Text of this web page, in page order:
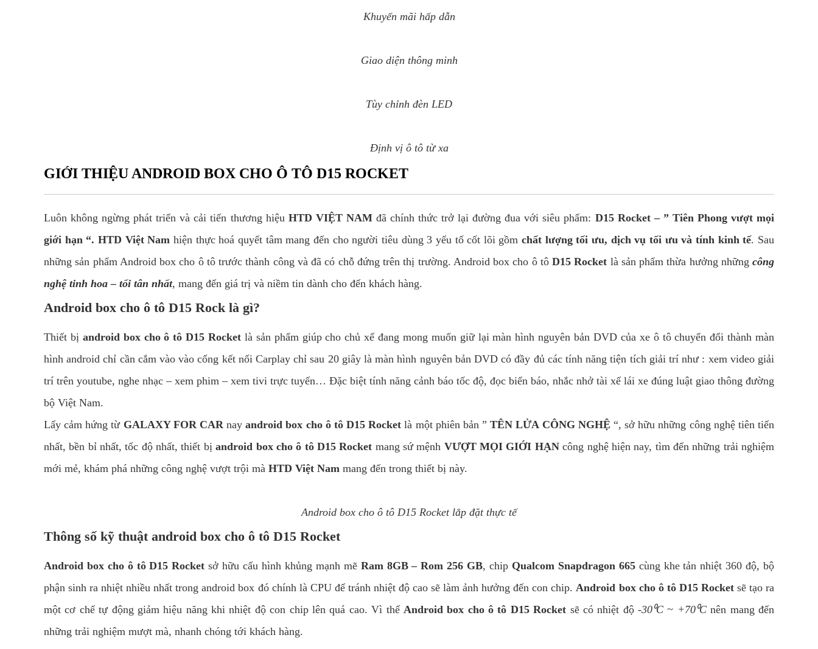
Khuyến mãi hấp dẫn
Giao diện thông minh
Tùy chỉnh đèn LED
Định vị ô tô từ xa
GIỚI THIỆU ANDROID BOX CHO Ô TÔ D15 ROCKET
Luôn không ngừng phát triển và cải tiến thương hiệu HTD VIỆT NAMđã chính thức trở lại đường đua với siêu phẩm: D15 Rocket – ” Tiên Phong vượt mọi
giới hạn “. HTD Việt Nam hiện thực hoá quyết tâm mang đến cho người tiêu dùng 3 yếu tố cốt lõi gồmchất lượng tối ưu, dịch vụ tối ưu và tính kinh tế. Sau
những sản phẩm Android box cho ô tô trước thành công và đã có chỗ đứng trên thị trường. Android box cho ô tô D15 Rocket là sản phẩm thừa hưởng những công
nghệ tinh hoa – tối tân nhất, mang đến giá trị và niềm tin dành cho đến khách hàng.
Android box cho ô tô D15 Rock là gì?
Thiết bị android box cho ô tô D15 Rocket là sản phẩm giúp cho chủ xế đang mong muốn giữ lại màn hình nguyên bản DVD của xe ô tô chuyển đổi thành màn
hình android chỉ cần cắm vào vào cổng kết nối Carplay chỉ sau 20 giây là màn hình nguyên bản DVD có đầy đủ các tính năng tiện tích giải trí như : xem video giải
trí trên youtube, nghe nhạc – xem phim – xem tivi trực tuyến… Đặc biệt tính năng cảnh báo tốc độ, đọc biển báo, nhắc nhở tài xế lái xe đúng luật giao thông đường
bộ Việt Nam.
Lấy cảm hứng từ GALAXY FOR CARnayandroid box cho ô tô D15 Rocket là một phiên bản ”TÊN LỬA CÔNG NGHỆ “, sở hữu những công nghệ tiên tiến
nhất, bền bỉ nhất, tốc độ nhất, thiết bịandroid box cho ô tô D15 Rocket mang sứ mệnh VƯỢT MỌI GIỚI HẠNcông nghệ hiện nay, tìm đến những trải nghiệm
mới mẻ, khám phá những công nghệ vượt trội mà HTD Việt Nam mang đến trong thiết bị này.
Android box cho ô tô D15 Rocket lắp đặt thực tế
Thông số kỹ thuật android box cho ô tô D15 Rocket
Android box cho ô tô D15 Rocket sở hữu cấu hình khủng mạnh mẽ Ram 8GB – Rom 256 GB, chip Qualcom Snapdragon 665cùng khe tản nhiệt 360 độ, bộ
phận sinh ra nhiệt nhiều nhất trong android box đó chính là CPU để tránh nhiệt độ cao sẽ làm ảnh hưởng đến con chip.Android box cho ô tô D15 Rocketsẽ tạo ra
một cơ chế tự động giảm hiệu năng khi nhiệt độ con chip lên quá cao. Vì thế Android box cho ô tô D15 Rocket sẽ có nhiệt độ-30⁰C ~ +70⁰Cnên mang đến
những trải nghiệm mượt mà, nhanh chóng tới khách hàng.